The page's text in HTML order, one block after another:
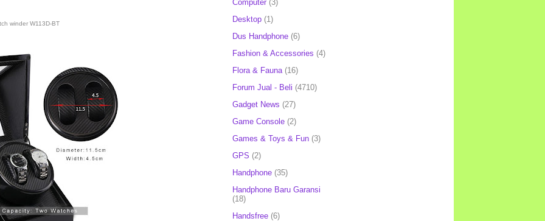
winder W113D-BT
Computer (3)
Desktop (1)
Dus Handphone (6)
Fashion & Accessories (4)
Flora & Fauna (16)
Forum Jual - Beli (4710)
Gadget News (27)
Game Console (2)
Games & Toys & Fun (3)
GPS (2)
Handphone (35)
Handphone Baru Garansi
(18)
Handsfree (6)